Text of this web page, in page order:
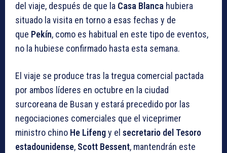
del viaje, después de que la Casa Blanca hubiera
situado la visita en torno a esas fechas y de
que Pekín, como es habitual en este tipo de eventos,
no la hubiese confirmado hasta esta semana.
El viaje se produce tras la tregua comercial pactada
por ambos líderes en octubre en la ciudad
surcoreana de Busan y estará precedido por las
negociaciones comerciales que el viceprimer
ministro chino He Lifengy el secretario del Tesoro
estadounidense, Scott Bessent, mantendrán este